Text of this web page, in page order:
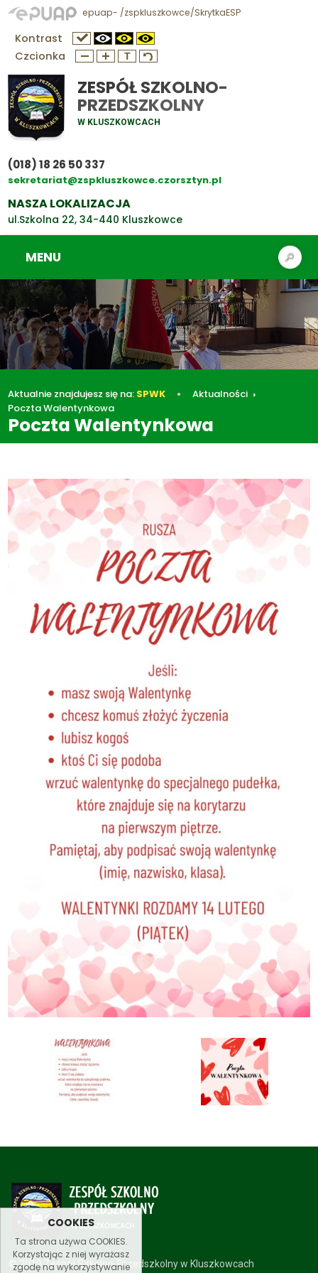
COOKIES
Ta strona używa COOKIES.
Korzystając z niej wyrażasz
zgodę na wykorzystywanie
epuap- /zspkluszkowce/SkrytkaESP
Kontrast
Czcionka
ZESPÓŁ SZKOLNO-
PRZEDSZKOLNY
W KLUSZKOWCACH
(018) 18 26 50 337
sekretariat@zspkluszkowce.czorsztyn.pl
NASZA LOKALIZACJA
ul.Szkolna 22, 34-440 Kluszkowce
Aktualnie znajdujesz się na: SPWK
Aktualności
Poczta Walentynkowa
Poczta Walentynkowa
MENU
© 2019 Zespół Szkolno-Przedszkolny w Kluszkowcach